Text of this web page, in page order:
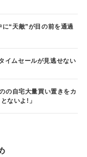
“天敵”が目の前を通過
イムセールが見逃せない
の自宅大量買い置きをカ
ないよ!」